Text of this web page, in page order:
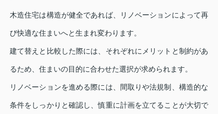
木造住宅は構造が健全であれば、リノベーションによって再
び快適な住まいへと生まれ変わります。
建て替えと比較した際には、それぞれにメリットと制約があ
るため、住まいの目的に合わせた選択が求められます。
リノベーションを進める際には、間取りや法規制、構造的な
条件をしっかりと確認し、慎重に計画を立てることが大切で